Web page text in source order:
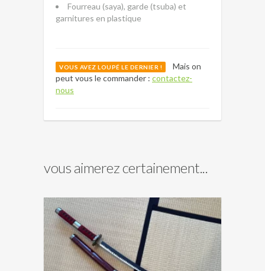
Fourreau (saya), garde (tsuba) et
garnitures en plastique
VOUS AVEZ LOUPÉ LE DERNIER !
Mais on
peut vous le commander : contactez-
nous
vous aimerez certainement...